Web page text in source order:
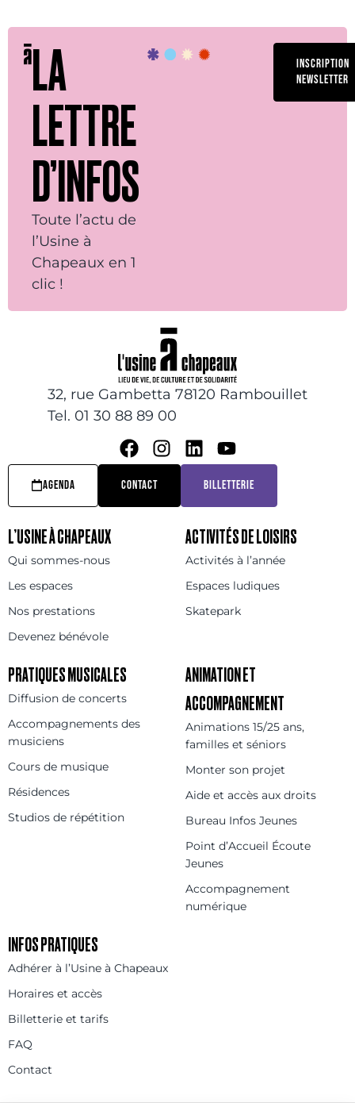
LA
LETTRE
D’INFOS
Toute l’actu de
l’Usine à
Chapeaux en 1
clic !
INSCRIPTION
NEWSLETTER
32, rue Gambetta 78120 Rambouillet
Tel. 01 30 88 89 00
AGENDA CONTACT BILLETTERIE
L’USINE À CHAPEAUX
Qui sommes-nous
Les espaces
Nos prestations
Devenez bénévole
ACTIVITÉS DE LOISIRS
Activités à l’année
Espaces ludiques
Skatepark
PRATIQUES MUSICALES
Diffusion de concerts
Accompagnements des
musiciens
Cours de musique
Résidences
Studios de répétition
ANIMATION ET
ACCOMPAGNEMENT
Animations 15/25 ans,
familles et séniors
Monter son projet
Aide et accès aux droits
Bureau Infos Jeunes
Point d’Accueil Écoute
Jeunes
Accompagnement
numérique
INFOS PRATIQUES
Adhérer à l’Usine à Chapeaux
Horaires et accès
Billetterie et tarifs
FAQ
Contact